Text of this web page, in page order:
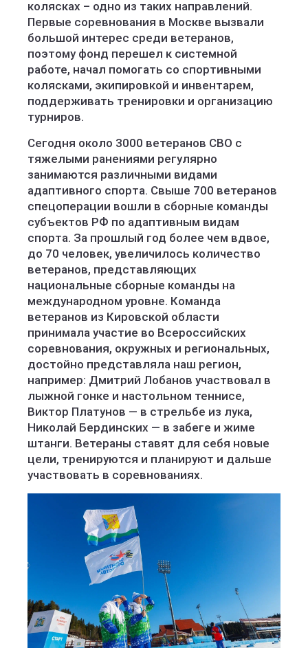
колясках – одно из таких направлений.
Первые соревнования в Москве вызвали
большой интерес среди ветеранов,
поэтому фонд перешел к системной
работе, начал помогать со спортивными
колясками, экипировкой и инвентарем,
поддерживать тренировки и организацию
турниров.
Сегодня около 3000 ветеранов СВО с
тяжелыми ранениями регулярно
занимаются различными видами
адаптивного спорта. Свыше 700 ветеранов
спецоперации вошли в сборные команды
субъектов РФ по адаптивным видам
спорта. За прошлый год более чем вдвое,
до 70 человек, увеличилось количество
ветеранов, представляющих
национальные сборные команды на
международном уровне. Команда
ветеранов из Кировской области
принимала участие во Всероссийских
соревнования, окружных и региональных,
достойно представляла наш регион,
например: Дмитрий Лобанов участвовал в
лыжной гонке и настольном теннисе,
Виктор Платунов — в стрельбе из лука,
Николай Бердинских — в забеге и жиме
штанги. Ветераны ставят для себя новые
цели, тренируются и планируют и дальше
участвовать в соревнованиях.